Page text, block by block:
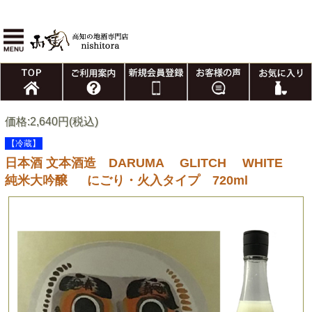
価格:2,640円(税込)
【冷蔵】
日本酒 文本酒造 DARUMA GLITCH WHITE
純米大吟醸 にごり・火入タイプ 720ml